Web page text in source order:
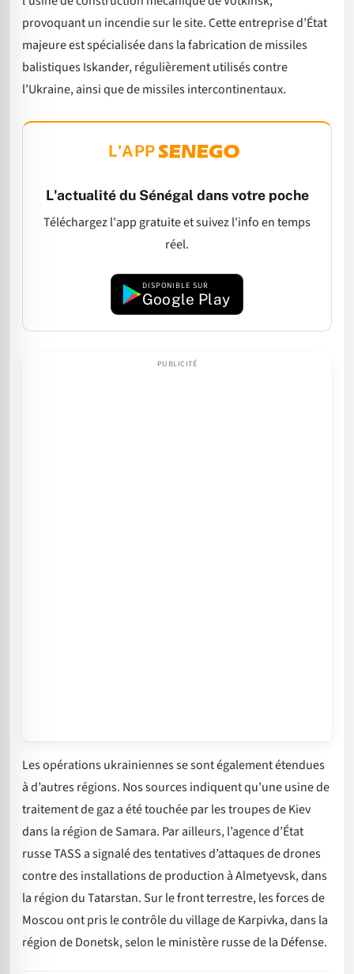
provoquant un incendie sur le site. Cette entreprise d’État
majeure est spécialisée dans la fabrication de missiles
balistiques Iskander, régulièrement utilisés contre
l’Ukraine, ainsi que de missiles intercontinentaux.
L'APP
L'actualité du Sénégal dans votre poche
Téléchargez l'app gratuite et suivez l'info en temps
réel.
DISPONIBLE SUR
Google Play
Les opérations ukrainiennes se sont également étendues
à d’autres régions. Nos sources indiquent qu’une usine de
traitement de gaz a été touchée par les troupes de Kiev
dans la région de Samara. Par ailleurs, l’agence d’État
russe TASS a signalé des tentatives d’attaques de drones
contre des installations de production à Almetyevsk, dans
la région du Tatarstan. Sur le front terrestre, les forces de
Moscou ont pris le contrôle du village de Karpivka, dans la
région de Donetsk, selon le ministère russe de la Défense.